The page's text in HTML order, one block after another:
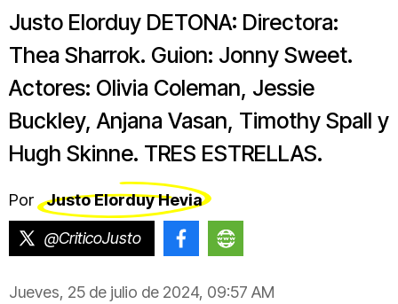
Justo Elorduy DETONA: Directora:
Thea Sharrok. Guion: Jonny Sweet.
Actores: Olivia Coleman, Jessie
Buckley, Anjana Vasan, Timothy Spall y
Hugh Skinne. TRES ESTRELLAS.
Por Justo Elorduy Hevia
@CriticoJusto @CriticoJustoElorduy
Jueves, 25 de julio de 2024, 09:57 AM